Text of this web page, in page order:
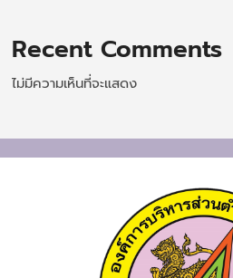
Recent Comments
ไม่มีความเห็นที่จะแสดง